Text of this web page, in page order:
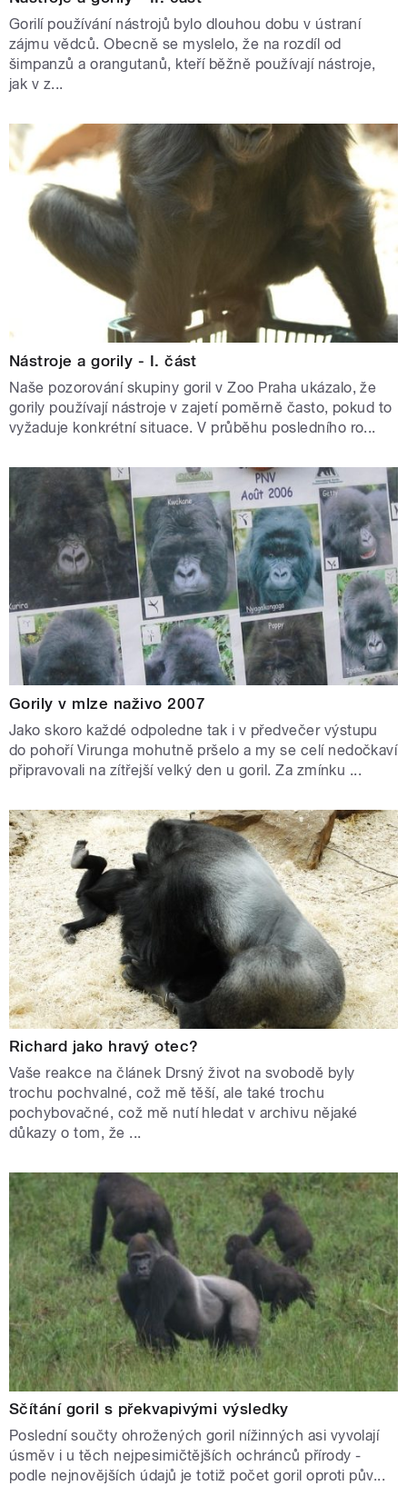
Gorilí používání nástrojů bylo dlouhou dobu v ústraní
zájmu vědců. Obecně se myslelo, že na rozdíl od
šimpanzů a orangutanů, kteří běžně používají nástroje,
jak v z...
Nástroje a gorily - I. část
Naše pozorování skupiny goril v Zoo Praha ukázalo, že
gorily používají nástroje v zajetí poměrně často, pokud to
vyžaduje konkrétní situace. V průběhu posledního ro...
Gorily v mlze naživo 2007
Jako skoro každé odpoledne tak i v předvečer výstupu
do pohoří Virunga mohutně pršelo a my se celí nedočkaví
připravovali na zítřejší velký den u goril. Za zmínku ...
Richard jako hravý otec?
Vaše reakce na článek Drsný život na svobodě byly
trochu pochvalné, což mě těší, ale také trochu
pochybovačné, což mě nutí hledat v archivu nějaké
důkazy o tom, že ...
Sčítání goril s překvapivými výsledky
Poslední součty ohrožených goril nížinných asi vyvolají
úsměv i u těch nejpesimičtějších ochránců přírody -
podle nejnovějších údajů je totiž počet goril oproti pův...